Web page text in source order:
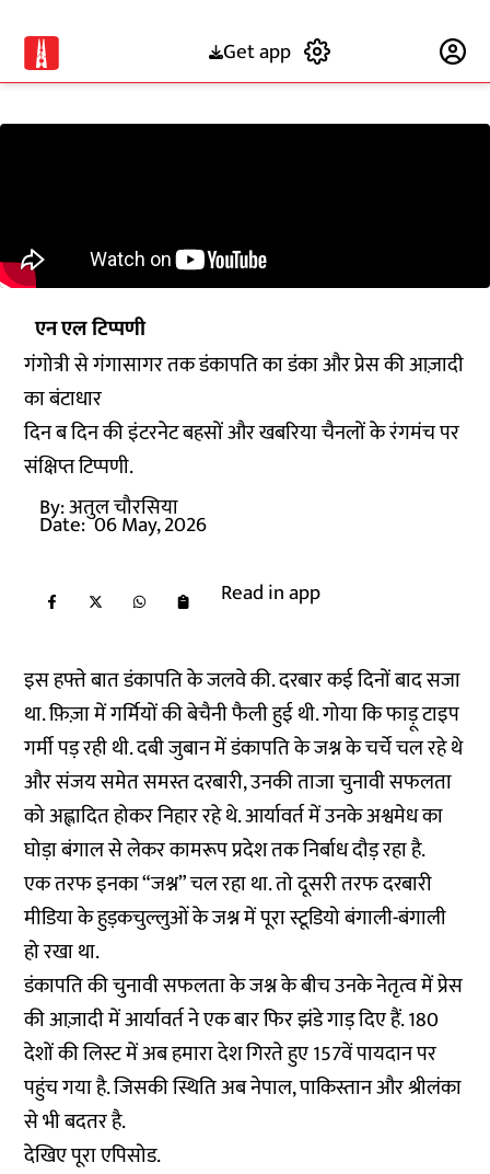
Get app
एन एल टिप्पणी
गंगोत्री से गंगासागर तक डंकापति का डंका और प्रेस की आज़ादी
का बंटाधार
दिन ब दिन की इंटरनेट बहसों और खबरिया चैनलों के रंगमंच पर
संक्षिप्त टिप्पणी.
By:अतुल चौरसिया
Date: 06 May, 2026
Read in app
इस हफ्ते बात डंकापति के जलवे की. दरबार कई दिनों बाद सजा
था. फ़िज़ा में गर्मियों की बेचैनी फैली हुई थी. गोया कि फाड़ू टाइप
गर्मी पड़ रही थी. दबी जुबान में डंकापति के जश्न के चर्चे चल रहे थे
और संजय समेत समस्त दरबारी, उनकी ताजा चुनावी सफलता
को अह्लादित होकर निहार रहे थे. आर्यावर्त में उनके अश्वमेध का
घोड़ा बंगाल से लेकर कामरूप प्रदेश तक निर्बाध दौड़ रहा है.
एक तरफ इनका “जश्न” चल रहा था. तो दूसरी तरफ दरबारी
मीडिया के हुड़कचुल्लुओं के जश्न में पूरा स्टूडियो बंगाली-बंगाली
हो रखा था.
डंकापति की चुनावी सफलता के जश्न के बीच उनके नेतृत्व में प्रेस
की आज़ादी में आर्यावर्त ने एक बार फिर झंडे गाड़ दिए हैं. 180
देशों की लिस्ट में अब हमारा देश गिरते हुए 157वें पायदान पर
पहुंच गया है. जिसकी स्थिति अब नेपाल, पाकिस्तान और श्रीलंका
से भी बदतर है.
देखिए पूरा एपिसोड.